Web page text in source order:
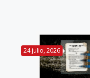
24 julio, 2026